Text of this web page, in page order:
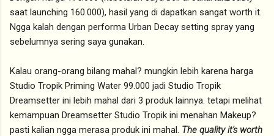
saat launching 160.000), hasil yang di dapatkan sangat worth it.
Ngga kalah dengan performa Urban Decay setting spray yang
sebelumnya sering saya gunakan.
Kalau orang-orang bilang mahal? mungkin lebih karena harga
Studio Tropik Priming Water 99.000 jadi Studio Tropik
Dreamsetter ini lebih mahal dari 3 produk lainnya. tetapi melihat
kemampuan Dreamsetter Studio Tropik ini menahan Makeup?
pasti kalian ngga merasa produk ini mahal. The quality it's worth